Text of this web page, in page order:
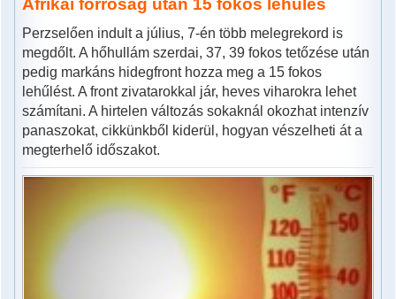
Perzselően indult a július, 7-én több melegrekord is
megdőlt. A hőhullám szerdai, 37, 39 fokos tetőzése után
pedig markáns hidegfront hozza meg a 15 fokos
lehűlést. A front zivatarokkal jár, heves viharokra lehet
számítani. A hirtelen változás sokaknál okozhat intenzív
panaszokat, cikkünkből kiderül, hogyan vészelheti át a
megterhelő időszakot.